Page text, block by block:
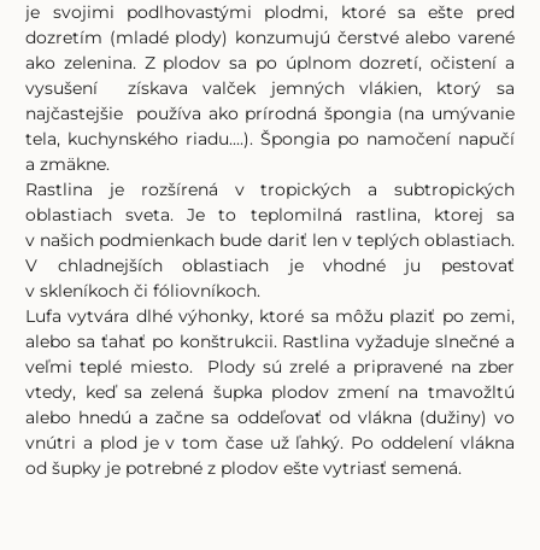
je svojimi podlhovastými plodmi, ktoré sa ešte pred
dozretím (mladé plody) konzumujú čerstvé alebo varené
ako zelenina. Z plodov sa po úplnom dozretí, očistení a
vysušení získava valček jemných vlákien, ktorý sa
najčastejšie používa ako prírodná špongia (na umývanie
tela, kuchynského riadu....). Špongia po namočení napučí
a zmäkne.
Rastlina je rozšírená v tropických a subtropických
oblastiach sveta. Je to teplomilná rastlina, ktorej sa
v našich podmienkach bude dariť len v teplých oblastiach.
V chladnejších oblastiach je vhodné ju pestovať
v skleníkoch či fóliovníkoch.
Lufa vytvára dlhé výhonky, ktoré sa môžu plaziť po zemi,
alebo sa ťahať po konštrukcii. Rastlina vyžaduje slnečné a
veľmi teplé miesto. Plody sú zrelé a pripravené na zber
vtedy, keď sa zelená šupka plodov zmení na tmavožltú
alebo hnedú a začne sa oddeľovať od vlákna (dužiny) vo
vnútri a plod je v tom čase už ľahký. Po oddelení vlákna
od šupky je potrebné z plodov ešte vytriasť semená.